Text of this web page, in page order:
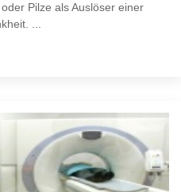
Pilze als Auslöser einer
...